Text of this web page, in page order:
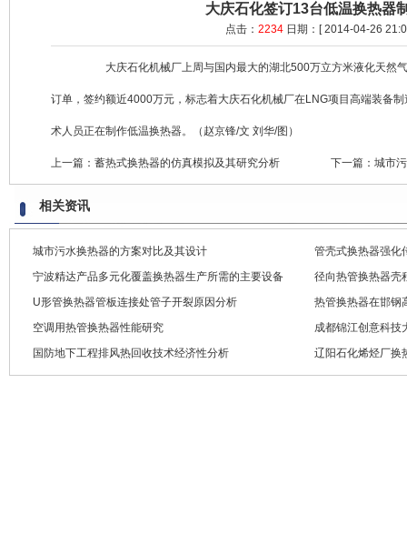
大庆石化签订13台低温换热器
点击： 2234 日期：[ 2014-04-26
大庆石化机械厂上周与国内最大的湖北500万立方米液化天然气
订单，签约额近4000万元，标志着大庆石化机械厂在LNG项目高端装备
术人员正在制作低温换热器。（赵京锋/文 刘华/图）
上一篇： 蓄热式换热器的仿真模拟及其研究分析 下一篇： 城市
相关资讯
城市污水换热器的方案对比及其设计
管壳式换热器强化
宁波精达产品多元化覆盖换热器生产所需的主要设备
径向热管换热器壳
U形管换热器管板连接处管子开裂原因分析
热管换热器在邯钢
空调用热管换热器性能研究
成都锦江创意科技
国防地下工程排风热回收技术经济性分析
辽阳石化烯烃厂换